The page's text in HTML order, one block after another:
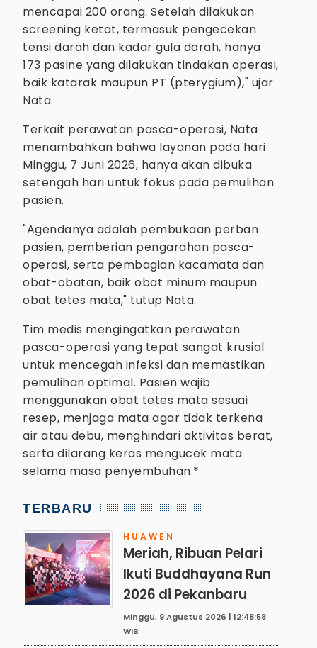
mencapai 200 orang. Setelah dilakukan
screening ketat, termasuk pengecekan
tensi darah dan kadar gula darah, hanya
173 pasine yang dilakukan tindakan operasi,
baik katarak maupun PT (pterygium)," ujar
Nata.
Terkait perawatan pasca-operasi, Nata
menambahkan bahwa layanan pada hari
Minggu, 7 Juni 2026, hanya akan dibuka
setengah hari untuk fokus pada pemulihan
pasien.
"Agendanya adalah pembukaan perban
pasien, pemberian pengarahan pasca-
operasi, serta pembagian kacamata dan
obat-obatan, baik obat minum maupun
obat tetes mata," tutup Nata.
Tim medis mengingatkan perawatan
pasca-operasi yang tepat sangat krusial
untuk mencegah infeksi dan memastikan
pemulihan optimal. Pasien wajib
menggunakan obat tetes mata sesuai
resep, menjaga mata agar tidak terkena
air atau debu, menghindari aktivitas berat,
serta dilarang keras mengucek mata
selama masa penyembuhan.*
TERBARU
HUAWEN
Meriah, Ribuan Pelari
Ikuti Buddhayana Run
2026 di Pekanbaru
Minggu, 9 Agustus 2026 | 12:48:58
WIB